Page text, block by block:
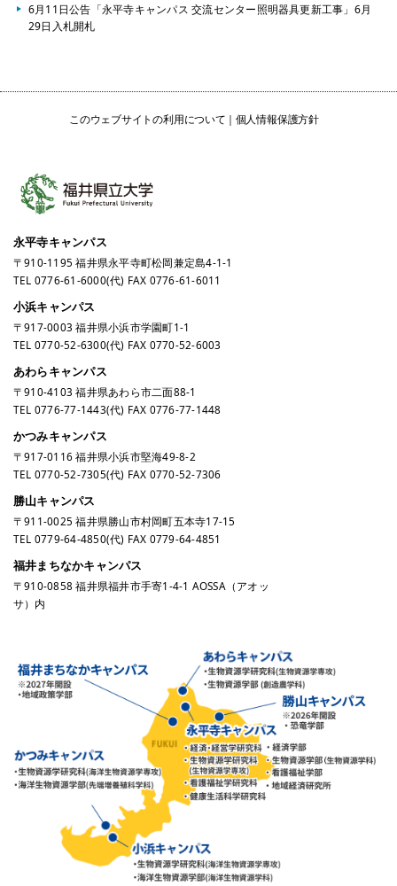
6月11日公告「永平寺キャンパス 交流センター照明器具更新工事」6月
29日入札開札
このウェブサイトの利用について 個人情報保護方針
永平寺キャンパス
〒910-1195 福井県永平寺町松岡兼定島4-1-1
TEL 0776-61-6000(代) FAX 0776-61-6011
小浜キャンパス
〒917-0003 福井県小浜市学園町1-1
TEL 0770-52-6300(代) FAX 0770-52-6003
あわらキャンパス
〒910-4103 福井県あわら市二面88-1
TEL 0776-77-1443(代) FAX 0776-77-1448
かつみキャンパス
〒917-0116 福井県小浜市堅海49-8-2
TEL 0770-52-7305(代) FAX 0770-52-7306
勝山キャンパス
〒911-0025 福井県勝山市村岡町五本寺17-15
TEL 0779-64-4850(代) FAX 0779-64-4851
福井まちなかキャンパス
〒910-0858 福井県福井市手寄1-4-1 AOSSA（アオッ
サ）内